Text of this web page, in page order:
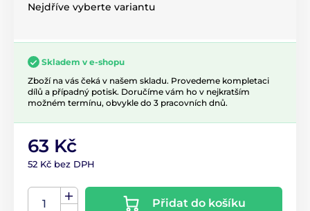
Nejdříve vyberte variantu
Skladem v e-shopu
Zboží na vás čeká v našem skladu. Provedeme kompletaci
dílů a případný potisk. Doručíme vám ho v nejkratším
možném termínu, obvykle do 3 pracovních dnů.
63 Kč
52 Kč bez DPH
Přidat do košíku